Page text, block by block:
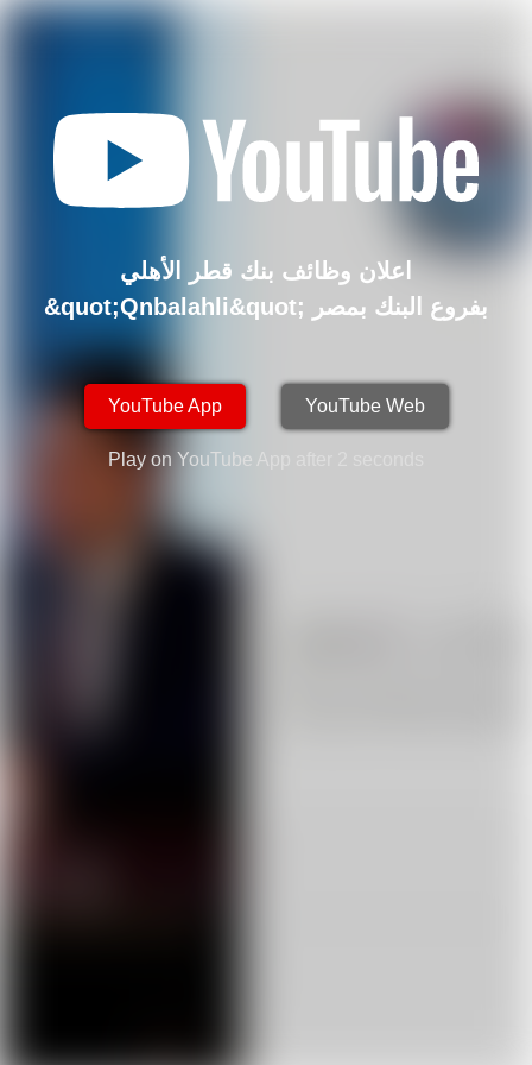
اعلان وظائف بنك قطر الأهلي
&quot;Qnbalahli&quot; بفروع البنك بمصر
والتقديم الكتروني .. قدم الآن
YouTube App YouTube Web
Play on YouTube App after